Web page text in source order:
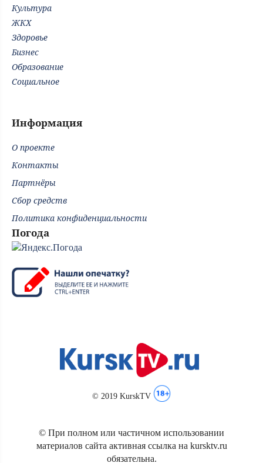
Культура
ЖКХ
Здоровье
Бизнес
Образование
Социальное
Информация
О проекте
Контакты
Партнёры
Сбор средств
Политика конфиденциальности
Погода
© 2019 KurskTV
© При полном или частичном использовании
материалов сайта активная ссылка на kursktv.ru
обязательна.